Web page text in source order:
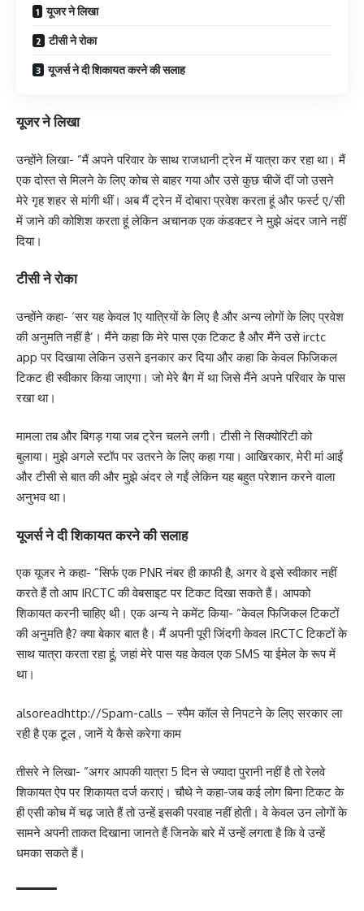
यूजर ने लिखा
टीसी ने रोका
यूजर्स ने दी शिकायत करने की सलाह
यूजर ने लिखा
उन्होंने लिखा- ”मैं अपने परिवार के साथ राजधानी ट्रेन में यात्रा कर रहा था। मैं
एक दोस्त से मिलने के लिए कोच से बाहर गया और उसे कुछ चीजें दीं जो उसने
मेरे गृह शहर से मांगी थीं। अब मैं ट्रेन में दोबारा प्रवेश करता हूं और फर्स्ट ए/सी
में जाने की कोशिश करता हूं लेकिन अचानक एक कंडक्टर ने मुझे अंदर जाने नहीं
दिया।
टीसी ने रोका
उन्होंने कहा- ‘सर यह केवल 1ए यात्रियों के लिए है और अन्य लोगों के लिए प्रवेश
की अनुमति नहीं है’। मैंने कहा कि मेरे पास एक टिकट है और मैंने उसे irctc
app पर दिखाया लेकिन उसने इनकार कर दिया और कहा कि केवल फिजिकल
टिकट ही स्वीकार किया जाएगा। जो मेरे बैग में था जिसे मैंने अपने परिवार के पास
रखा था।
मामला तब और बिगड़ गया जब ट्रेन चलने लगी। टीसी ने सिक्योरिटी को
बुलाया। मुझे अगले स्टॉप पर उतरने के लिए कहा गया। आखिरकार, मेरी मां आईं
और टीसी से बात की और मुझे अंदर ले गईं लेकिन यह बहुत परेशान करने वाला
अनुभव था।
यूजर्स ने दी शिकायत करने की सलाह
एक यूजर ने कहा- ”सिर्फ एक PNR नंबर ही काफी है, अगर वे इसे स्वीकार नहीं
करते हैं तो आप IRCTC की वेबसाइट पर टिकट दिखा सकते हैं। आपको
शिकायत करनी चाहिए थी। एक अन्य ने कमेंट किया- ”केवल फिजिकल टिकटों
की अनुमति है? क्या बेकार बात है। मैं अपनी पूरी जिंदगी केवल IRCTC टिकटों के
साथ यात्रा करता रहा हूं, जहां मेरे पास यह केवल एक SMS या ईमेल के रूप में
था।
alsoreadhttp://Spam-calls – स्पैम कॉल से निपटने के लिए सरकार ला
रही है एक टूल , जानें ये कैसे करेगा काम
तीसरे ने लिखा- ”अगर आपकी यात्रा 5 दिन से ज्यादा पुरानी नहीं है तो रेलवे
शिकायत ऐप पर शिकायत दर्ज कराएं। चौथे ने कहा-जब कई लोग बिना टिकट के
ही एसी कोच में चढ़ जाते हैं तो उन्हें इसकी परवाह नहीं होती। वे केवल उन लोगों के
सामने अपनी ताकत दिखाना जानते हैं जिनके बारे में उन्हें लगता है कि वे उन्हें
धमका सकते हैं।